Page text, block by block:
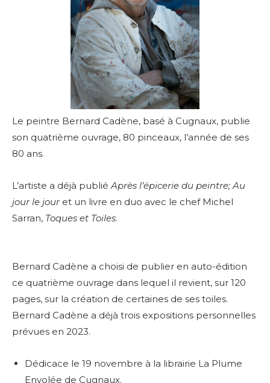
Le peintre Bernard Cadène, basé à Cugnaux, publie
son quatrième ouvrage, 80 pinceaux, l’année de ses
80 ans.
L’artiste a déjà publiéAprès l’épicerie du peintre; Au
jour le jouret un livre en duo avec le chef Michel
Sarran, Toques et Toiles.
Bernard Cadène a choisi de publier en auto-édition
ce quatrième ouvrage dans lequel il revient, sur 120
pages, sur la création de certaines de ses toiles.
Bernard Cadène a déjà trois expositions personnelles
prévues en 2023.
Dédicace le 19 novembre à la librairie La Plume
Envolée de Cugnaux.